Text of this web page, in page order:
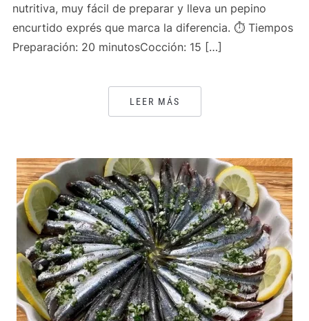
nutritiva, muy fácil de preparar y lleva un pepino
encurtido exprés que marca la diferencia. ⏱️ Tiempos
Preparación: 20 minutosCocción: 15 […]
LEER MÁS